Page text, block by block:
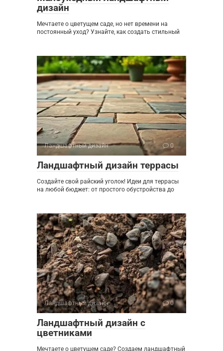
дизайн
Мечтаете о цветущем саде, но нет времени на
постоянный уход? Узнайте, как создать стильный
Ландшафтный дизайн 0
Ландшафтный дизайн террасы
Создайте свой райский уголок! Идеи для террасы
на любой бюджет: от простого обустройства до
Ландшафтный дизайн 0
Ландшафтный дизайн с
цветниками
Мечтаете о цветущем саде? Создаем ландшафтный